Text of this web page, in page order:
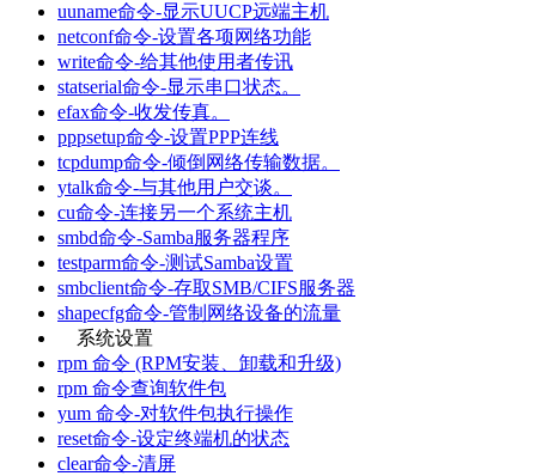
uuname命令-显示UUCP远端主机
netconf命令-设置各项网络功能
write命令-给其他使用者传讯
statserial命令-显示串口状态。
efax命令-收发传真。
pppsetup命令-设置PPP连线
tcpdump命令-倾倒网络传输数据。
ytalk命令-与其他用户交谈。
cu命令-连接另一个系统主机
smbd命令-Samba服务器程序
testparm命令-测试Samba设置
smbclient命令-存取SMB/CIFS服务器
shapecfg命令-管制网络设备的流量
系统设置
rpm 命令 (RPM安装、卸载和升级)
rpm 命令查询软件包
yum 命令-对软件包执行操作
reset命令-设定终端机的状态
clear命令-清屏